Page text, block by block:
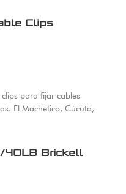
Clips
para fijar cables
El Machetico, Cúcuta,
40LB Brickell